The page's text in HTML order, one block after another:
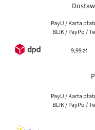
PayU / Karta
BLIK / PayPo /
9,99 zł
PayU / Karta
BLIK / PayPo /